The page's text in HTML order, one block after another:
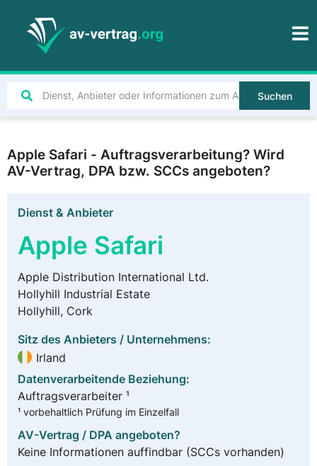
Suchen
Apple Safari - Auftragsverarbeitung? Wird
AV-Vertrag, DPA bzw. SCCs angeboten?
Dienst & Anbieter
Apple Safari
Apple Distribution International Ltd.
Hollyhill Industrial Estate
Hollyhill, Cork
Sitz des Anbieters / Unternehmens:
Irland
Datenverarbeitende Beziehung:
Auftragsverarbeiter ¹
¹ vorbehaltlich Prüfung im Einzelfall
AV-Vertrag / DPA angeboten?
Keine Informationen auffindbar (SCCs vorhanden)